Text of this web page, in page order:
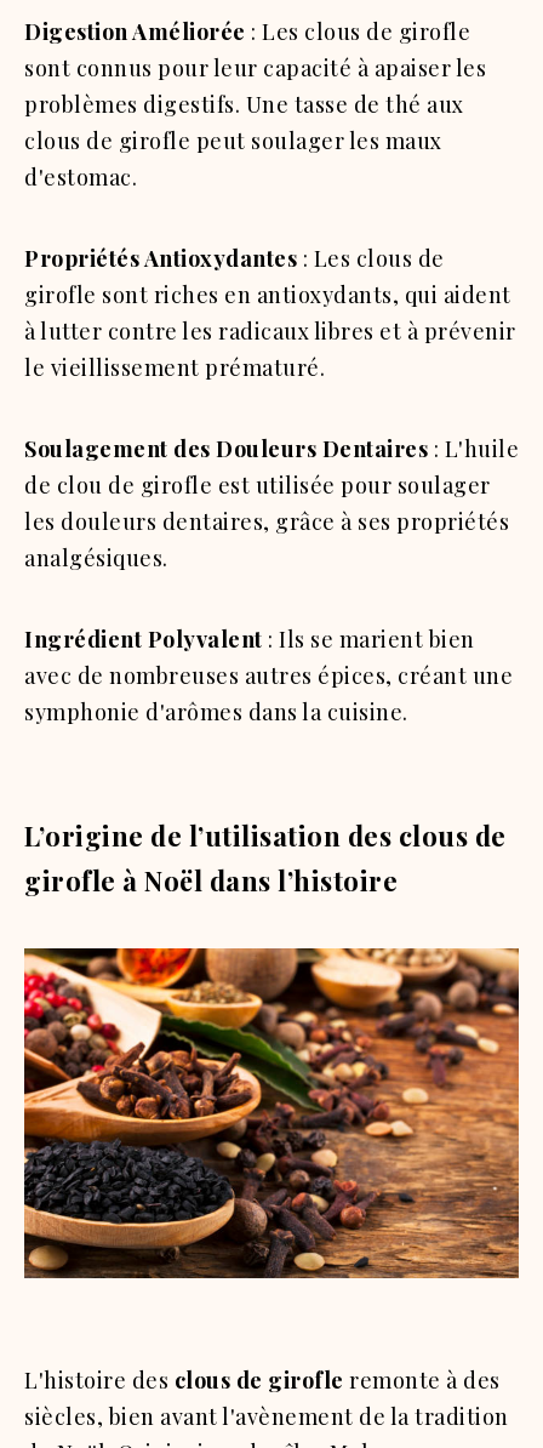
Digestion Améliorée : Les clous de girofle
sont connus pour leur capacité à apaiser les
problèmes digestifs. Une tasse de thé aux
clous de girofle peut soulager les maux
d'estomac.
Propriétés Antioxydantes : Les clous de
girofle sont riches en antioxydants, qui aident
à lutter contre les radicaux libres et à prévenir
le vieillissement prématuré.
Soulagement des Douleurs Dentaires : L'huile
de clou de girofle est utilisée pour soulager
les douleurs dentaires, grâce à ses propriétés
analgésiques.
Ingrédient Polyvalent : Ils se marient bien
avec de nombreuses autres épices, créant une
symphonie d'arômes dans la cuisine.
L’origine de l’utilisation des clous de
girofle à Noël dans l’histoire
L'histoire des clous de girofle remonte à des
siècles, bien avant l'avènement de la tradition